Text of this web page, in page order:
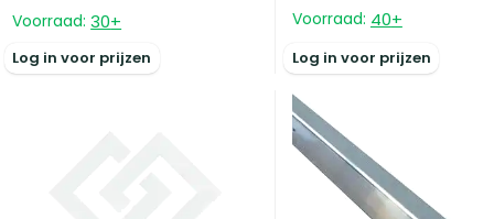
Voorraad: 30+
Log in voor prijzen
Voorraad: 40+
Log in voor prijzen